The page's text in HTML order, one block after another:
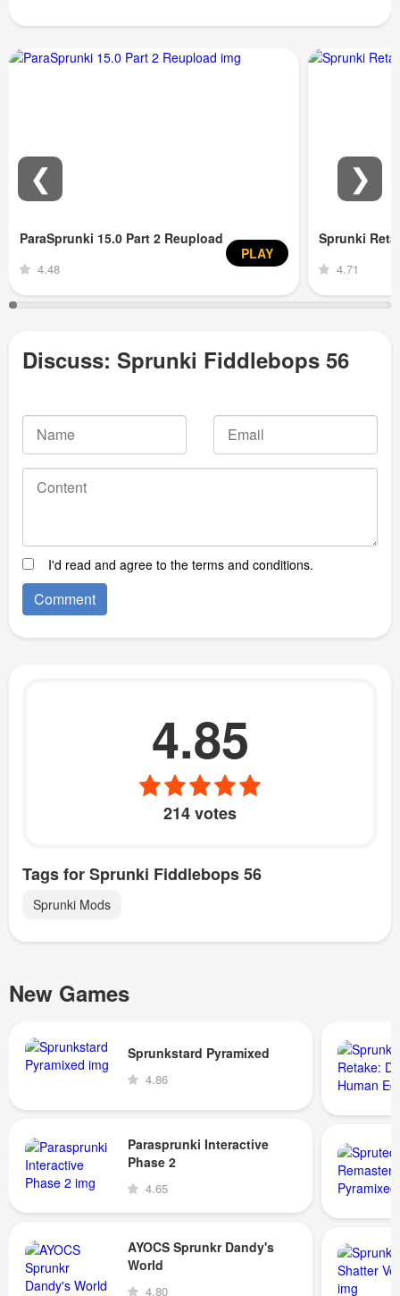
ParaSprunki 15.0 Part 2 Reupload
4.48
PLAY
Sprunki
4.71
❮ ❯
Discuss: Sprunki Fiddlebops 56
I'd read and agree to the terms and conditions.
4.85
214 votes
Tags for Sprunki Fiddlebops 56
Sprunki Mods
New Games
Sprunkstard Pyramixed
4.86
Parasprunki Interactive
Phase 2
4.65
AYOCS Sprunkr Dandy's
World
4.80